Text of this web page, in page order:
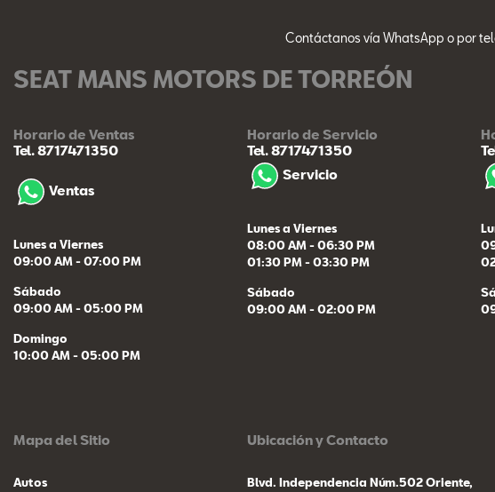
Contáctanos vía WhatsApp o por
SEAT MANS MOTORS DE TORREÓN
Horario de Ventas
Tel. 8717471350
Ventas
Lunes a Viernes
09:00 AM - 07:00 PM
Sábado
09:00 AM - 05:00 PM
Domingo
10:00 AM - 05:00 PM
Horario de Servicio
Tel. 8717471350
Servicio
Lunes a Viernes
08:00 AM - 06:30 PM
01:30 PM - 03:30 PM
Sábado
09:00 AM - 02:00 PM
Mapa del Sitio
Autos
Ubicación y Contacto
Blvd. Independencia Núm.502 Oriente,